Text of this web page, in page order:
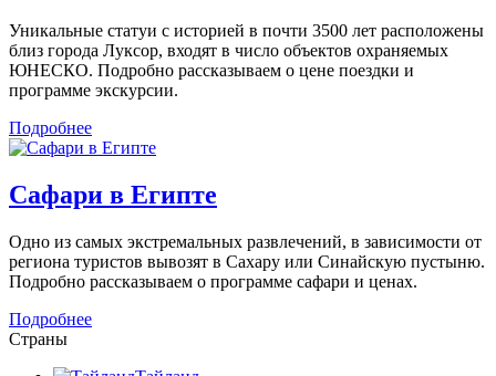
Уникальные статуи с историей в почти 3500 лет расположены
близ города Луксор, входят в число объектов охраняемых
ЮНЕСКО. Подробно рассказываем о цене поездки и
программе экскурсии.
Подробнее
Сафари в Египте
Одно из самых экстремальных развлечений, в зависимости от
региона туристов вывозят в Сахару или Синайскую пустыню.
Подробно рассказываем о программе сафари и ценах.
Подробнее
Страны